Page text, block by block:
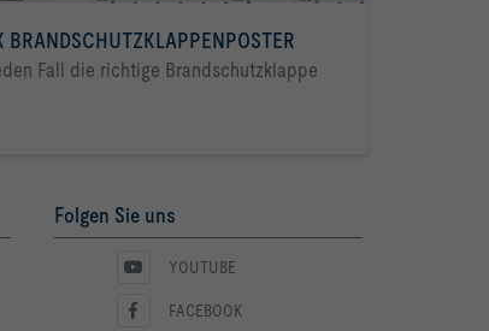
BRANDSCHUTZKLAPPENPOSTER
Fall die richtige Brandschutzklappe
Folgen Sie uns
YOUTUBE
FACEBOOK